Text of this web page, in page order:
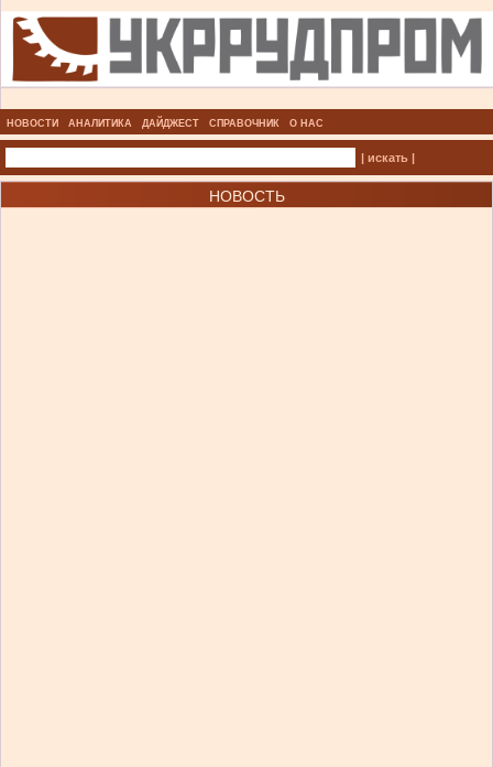
НОВОСТИ АНАЛИТИКА ДАЙДЖЕСТ СПРАВОЧНИК О НАС
| искать |
НОВОСТЬ